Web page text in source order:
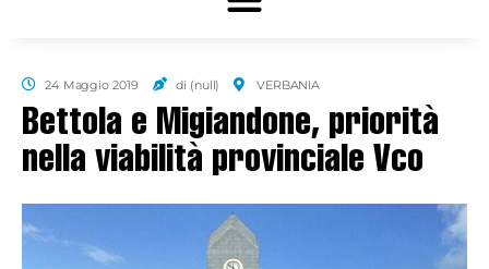
24 Maggio 2019 di (null) VERBANIA
Bettola e Migiandone, priorità
nella viabilità provinciale Vco